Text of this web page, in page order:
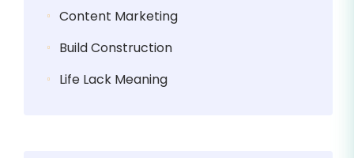
Content Marketing
Build Construction
Life Lack Meaning